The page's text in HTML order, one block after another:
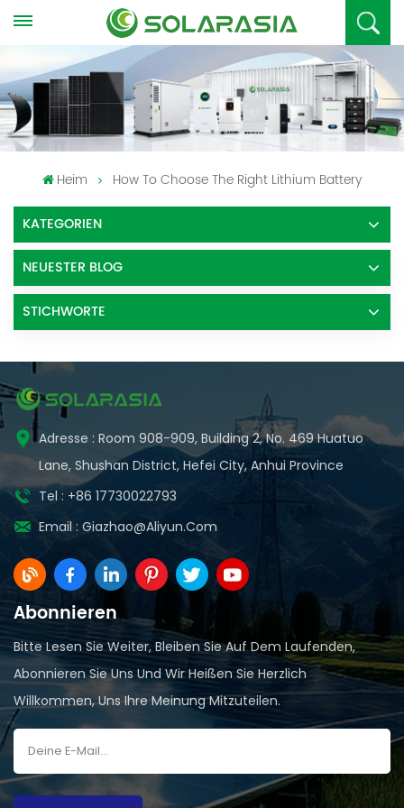
Heim How To Choose The Right Lithium Battery
KATEGORIEN
NEUESTER BLOG
STICHWORTE
Adresse : Room 908-909, Building 2, No. 469 Huatuo
Lane, Shushan District, Hefei City, Anhui Province
Tel : +86 17730022793
Email : Giazhao@aliyun.com
Abonnieren
Bitte Lesen Sie Weiter, Bleiben Sie Auf Dem Laufenden,
Abonnieren Sie Uns Und Wir Heißen Sie Herzlich
Willkommen, Uns Ihre Meinung Mitzuteilen.